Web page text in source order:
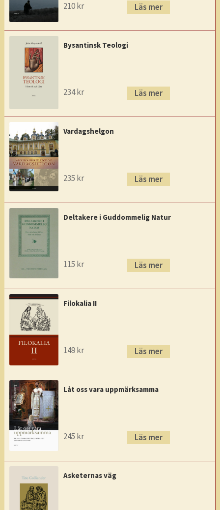
210kr Läs mer
Bysantinsk Teologi
234kr Läs mer
Vardagshelgon
235 kr Läs mer
Deltakere i Guddommelig Natur
115 kr Läs mer
Filokalia II
149kr Läs mer
Låt oss vara uppmärksamma
245 kr Läs mer
Asketernas väg